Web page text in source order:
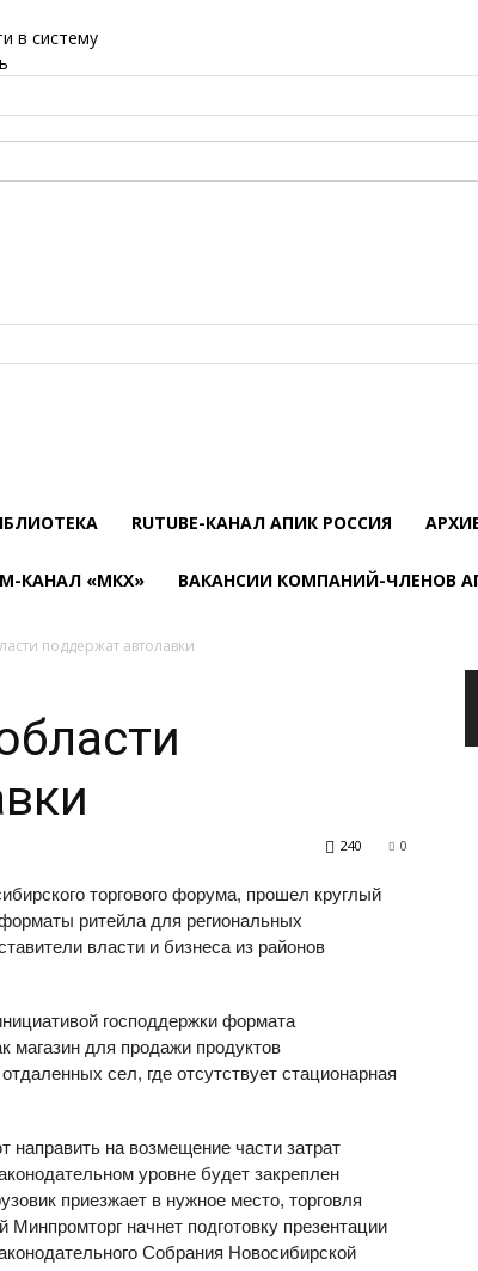
в систему
RUTUBE-КАНАЛ АПИК РОССИЯ
КАНАЛ «МКХ» ВАКАНСИИ КОМПАНИЙ-ЧЛЕНОВ
поддержат автолавки
0
240
торгового форума, прошел круглый
ритейла для региональных
власти и бизнеса из районов
господдержки формата
магазин для продажи продуктов
сел, где отсутствует стационарная
на возмещение части затрат
уровне будет закреплен
приезжает в нужное место, торговля
начнет подготовку презентации
Собрания Новосибирской